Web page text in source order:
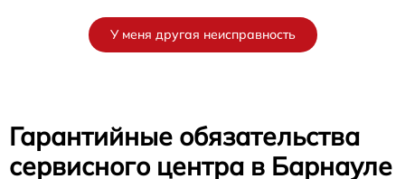
У меня другая неисправность
Гарантийные обязательства
сервисного центра в Барнауле